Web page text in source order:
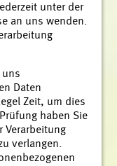
unter der
an uns wenden.
uns
Daten
Zeit, um dies
haben Sie
Verarbeitung
verlangen.